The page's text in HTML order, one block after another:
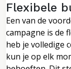
Flexibele
Een van de
campagne is de
heb je volledige
kun je op elk